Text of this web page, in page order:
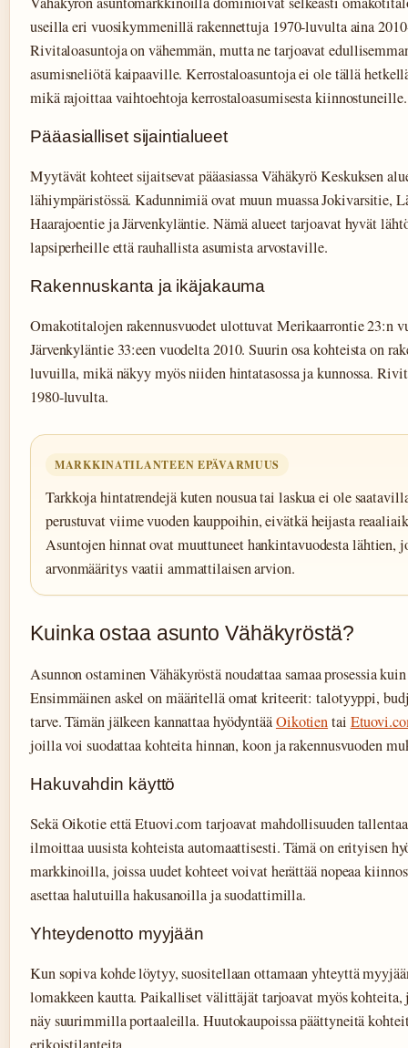
useilla eri vuosikymmenillä rakennettuja 1970-luvulta aina
Rivitaloasuntoja on vähemmän, mutta ne tarjoavat
asumisneliötä kaipaaville. Kerrostaloasuntoja ei ole tällä
mikä rajoittaa vaihtoehtoja kerrostaloasumisesta kiinnostuneille.
Pääasialliset sijaintialueet
Myytävät kohteet sijaitsevat pääasiassa Vähäkyrö Keskuksen
lähiympäristössä. Kadunnimiä ovat muun muassa Jokivarsitie,
Haarajoentie ja Järvenkyläntie. Nämä alueet tarjoavat hyvät
lapsiperheille että rauhallista asumista arvostaville.
Rakennuskanta ja ikäjakauma
Omakotitalojen rakennusvuodet ulottuvat Merikaarrontie 23:n
Järvenkyläntie 33:een vuodelta 2010. Suurin osa kohteista on
luvuilla, mikä näkyy myös niiden hintatasossa ja kunnossa.
1980-luvulta.
MARKKINATILANTEEN EPÄVARMUUS
Tarkkoja hintatrendejä kuten nousua tai laskua ei ole
perustuvat viime vuoden kauppoihin, eivätkä heijasta
Asuntojen hinnat ovat muuttuneet hankintavuodesta lähtien,
arvonmääritys vaatii ammattilaisen arvion.
Kuinka ostaa asunto Vähäkyröstä?
Asunnon ostaminen Vähäkyröstä noudattaa samaa prosessia
Ensimmäinen askel on määritellä omat kriteerit: talotyyppi,
tarve. Tämän jälkeen kannattaa hyödyntääOikotientai
joilla voi suodattaa kohteita hinnan, koon ja rakennusvuoden
Hakuvahdin käyttö
Sekä Oikotie että Etuovi.com tarjoavat mahdollisuuden
ilmoittaa uusista kohteista automaattisesti. Tämä on erityisen
markkinoilla, joissa uudet kohteet voivat herättää nopeaa
asettaa halutuilla hakusanoilla ja suodattimilla.
Yhteydenotto myyjään
Kun sopiva kohde löytyy, suositellaan ottamaan yhteyttä
lomakkeen kautta. Paikalliset välittäjät tarjoavat myös
näy suurimmilla portaaleilla. Huutokaupoissa päättyneitä